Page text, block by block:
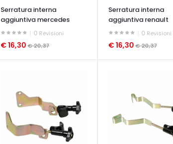
Serratura interna
aggiuntiva mercedes
actros
0 Revisioni
€ 16,30 € 20,37
OCCHIATA VELOCE
Serratura interna
aggiuntiva renault
magnum
0 Revisioni
€ 16,30€ 20,37
OCCHIATA VELOCE